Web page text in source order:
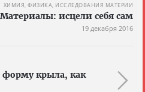
ХИМИЯ, ФИЗИКА, ИССЛЕДОВАНИЯ МАТЕРИИ
Материалы: исцели себя сам
19 декабря 2016
форму крыла, как